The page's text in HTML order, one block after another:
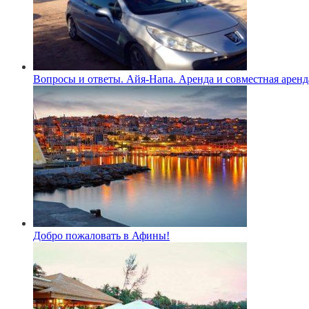
Вопросы и ответы. Айя-Напа. Аренда и совместная
Добро пожаловать в Афины!